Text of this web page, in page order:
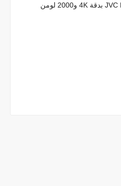
جهاز عرض ليزر JVC DLA-NZ500 بدقة 4K و2000 لومن